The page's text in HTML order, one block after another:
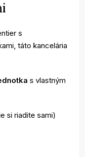
s
táto kancelária
s vlastným
si riadite sami)